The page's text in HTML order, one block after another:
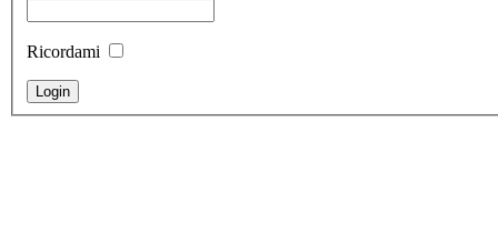
Ricordami